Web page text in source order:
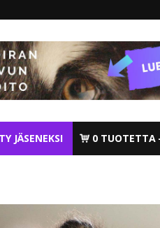
JÄSENEKSI 0 TUOTETTA